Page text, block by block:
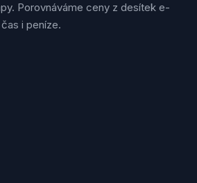
Porovnáváme ceny z desítek e-
i peníze.